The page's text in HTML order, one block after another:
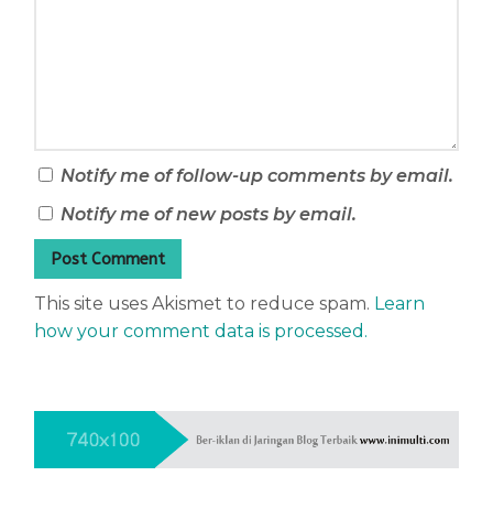
Notify me of follow-up comments by email.
Notify me of new posts by email.
This site uses Akismet to reduce spam. Learn
how your comment data is processed.